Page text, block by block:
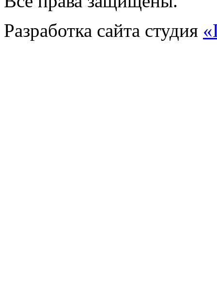
Разработка сайта студия